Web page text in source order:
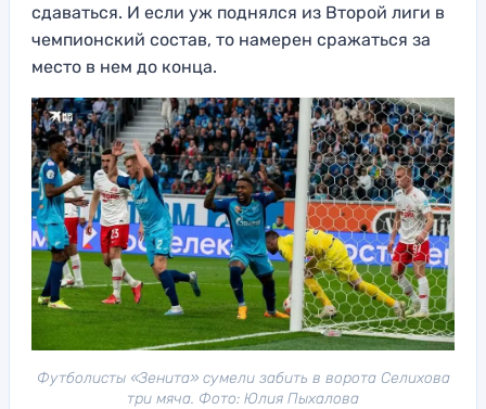
сдаваться. И если уж поднялся из Второй лиги в
чемпионский состав, то намерен сражаться за
место в нем до конца.
Футболисты «Зенита» сумели забить в ворота Селихова
три мяча. Фото: Юлия Пыхалова